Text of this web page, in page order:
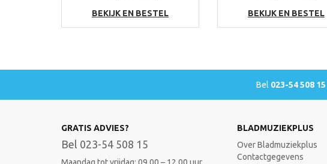
BEKIJK EN BESTEL BEKIJK EN BESTEL
Bel 023-54 508 15
GRATIS ADVIES?
Bel 023-54 508 15
Maandag tot vrijdag: 09.00 – 12.00 uur
BLADMUZIEKPLUS
Over Bladmuziekplus
Contactgegevens